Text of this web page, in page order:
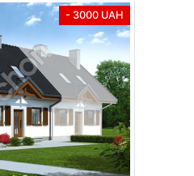
- 3000 UAH